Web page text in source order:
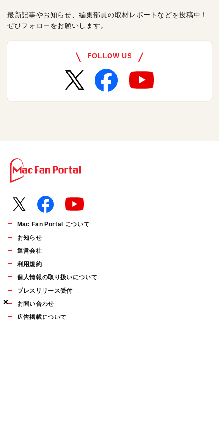
×
×
×
最新記事やお知らせ、編集部員の取材レポートなどを投稿中！
ぜひフォローをお願いします。
FOLLOW US
Mac Fan Portal について
お知らせ
運営会社
利用規約
個人情報の取り扱いについて
プレスリリース受付
お問い合わせ
広告掲載について